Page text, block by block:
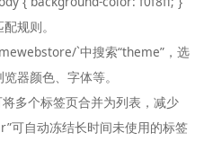
规则。
`中搜索“theme”，选
器颜色、字体等。
多个标签页合并为列表，减少
可自动冻结长时间未使用的标签